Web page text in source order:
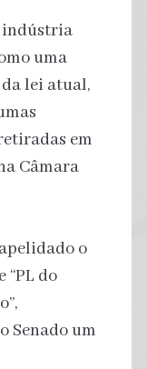
indústria
uma
da lei atual,
em
Câmara
o
“PL do
Senado um